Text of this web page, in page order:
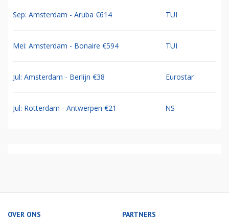
Sep: Amsterdam - Aruba €614 TUI
Mei: Amsterdam - Bonaire €594 TUI
Jul: Amsterdam - Berlijn €38 Eurostar
Jul: Rotterdam - Antwerpen €21 NS
OVER ONS PARTNERS